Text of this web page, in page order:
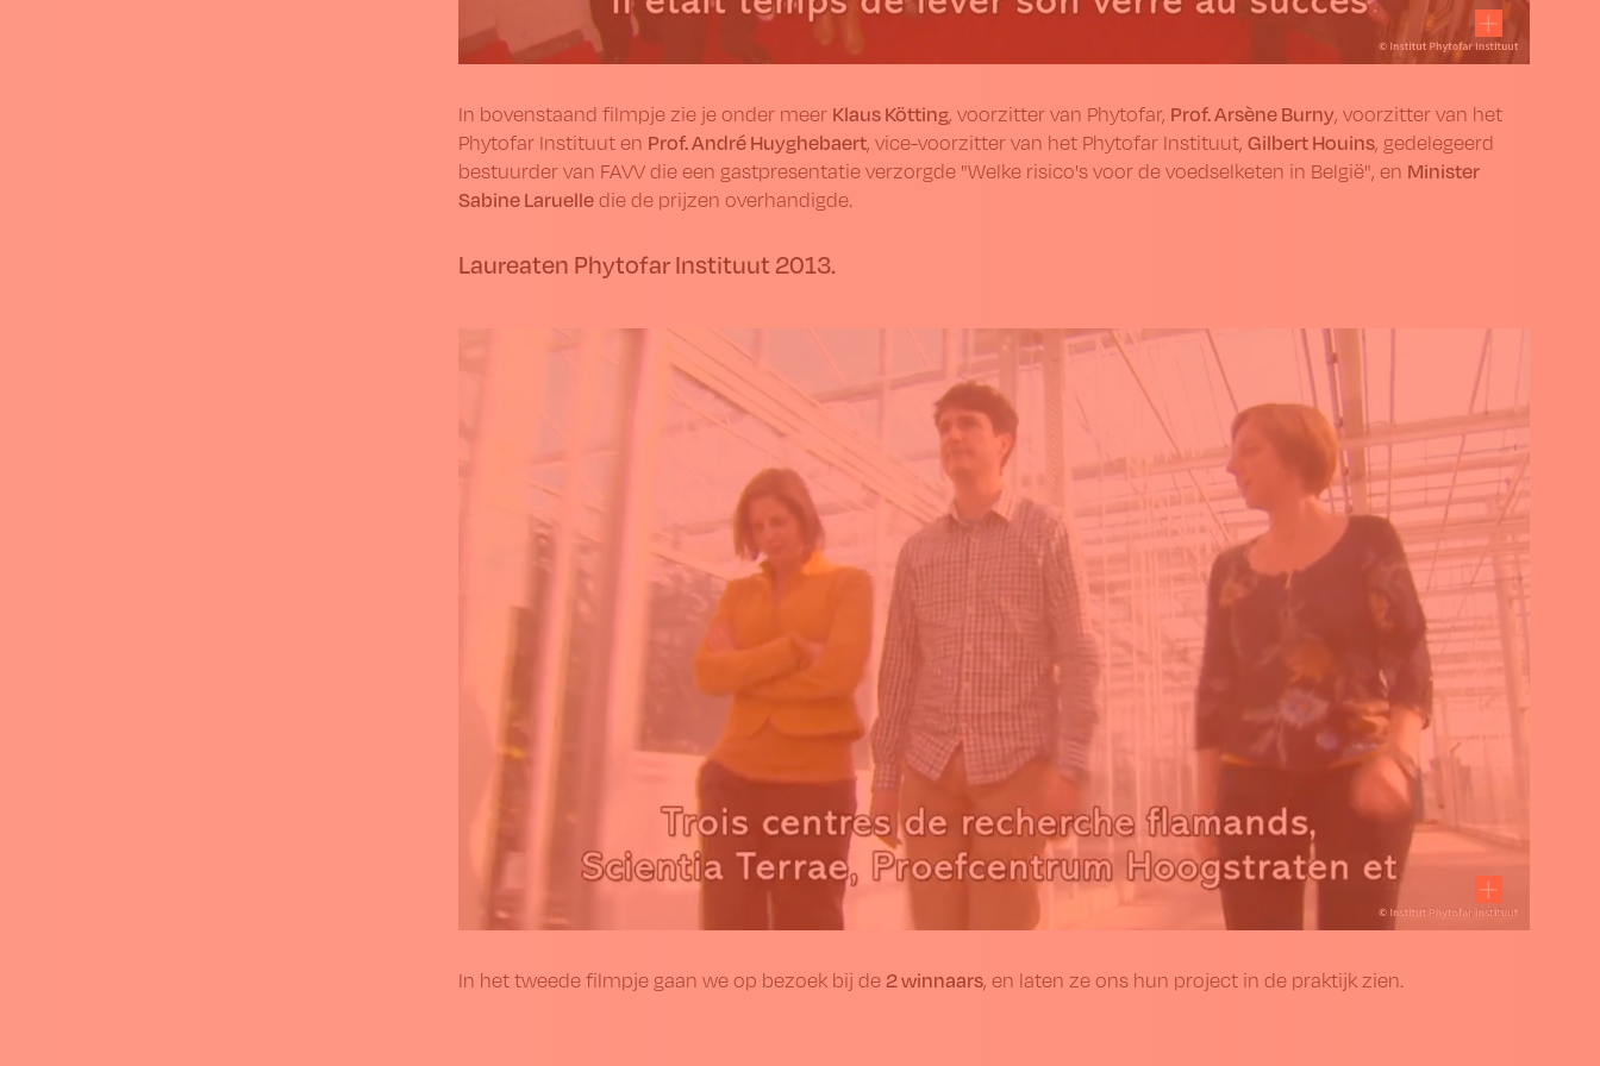
In bovenstaand filmpje zie je onder meer Klaus Kötting, voorzitter van Phytofar, Prof. Arsène Burny, voorzitter van het
Phytofar Instituut en Prof. André Huyghebaert, vice-voorzitter van het Phytofar Instituut, Gilbert Houins, gedelegeerd
bestuurder van FAVV die een gastpresentatie verzorgde "Welke risico's voor de voedselketen in België", en Minister
Sabine Laruelledie de prijzen overhandigde.
Laureaten Phytofar Instituut 2013.
In het tweede filmpje gaan we op bezoek bij de 2 winnaars, en laten ze ons hun project in de praktijk zien.